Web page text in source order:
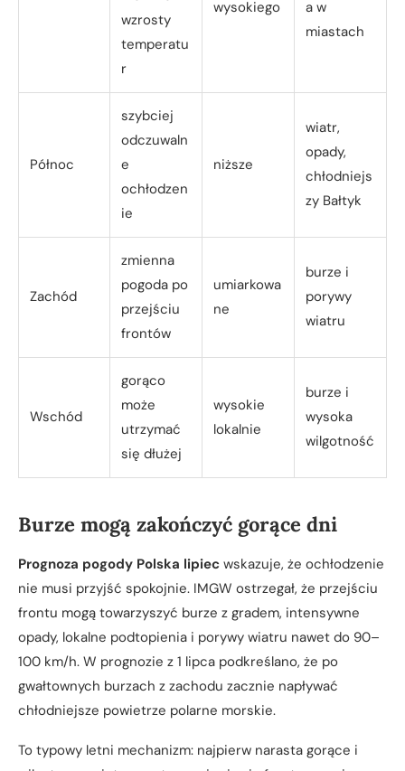
wzrosty
temperatu
r
wysokiego
a w
miastach
Północ
szybciej
odczuwaln
e
ochłodzen
ie
niższe
wiatr,
opady,
chłodniejs
zy Bałtyk
Zachód
zmienna
pogoda po
przejściu
frontów
umiarkowa
ne
burze i
porywy
wiatru
Wschód
gorąco
może
utrzymać
się dłużej
wysokie
lokalnie
burze i
wysoka
wilgotność
Burze mogą zakończyć gorące dni
Prognoza pogody Polska lipiec wskazuje, że ochłodzenie
nie musi przyjść spokojnie. IMGW ostrzegał, że przejściu
frontu mogą towarzyszyć burze z gradem, intensywne
opady, lokalne podtopienia i porywy wiatru nawet do 90–
100 km/h. W prognozie z 1 lipca podkreślano, że po
gwałtownych burzach z zachodu zacznie napływać
chłodniejsze powietrze polarne morskie.
To typowy letni mechanizm: najpierw narasta gorące i